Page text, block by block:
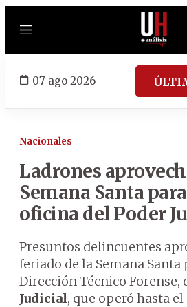
Menú
07 ago 2026
Nacionales
Ladrones
Semana Santa
oficina del Poder
Presuntos delincuentes
feriado de la Semana
Dirección Técnico Forense,
Judicial, que operó hasta